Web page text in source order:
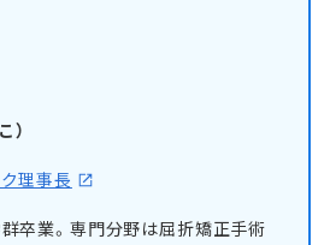
）
理事長
卒業。専門分野は屈折矯正手術